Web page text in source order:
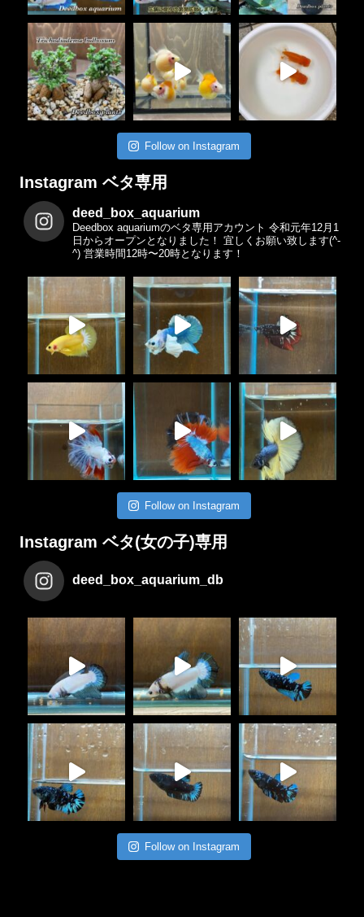
Follow on Instagram
Instagram ベタ専用
deed_box_aquarium
Deedbox aquariumのベタ専用アカウント 令和元年12月1
日からオープンとなりました！ 宜しくお願い致します(^-
^) 営業時間12時〜20時となります！
Follow on Instagram
Instagram ベタ(女の子)専用
deed_box_aquarium_db
Follow on Instagram